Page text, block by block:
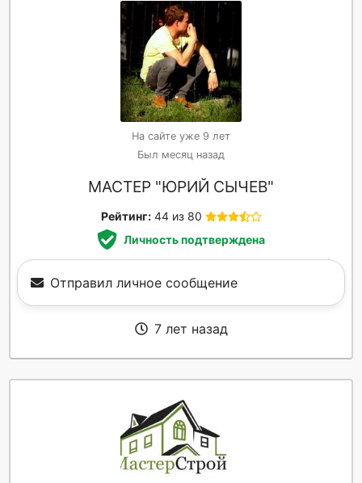
На сайте уже 9 лет
Был месяц назад
МАСТЕР "ЮРИЙ СЫЧЕВ"
Рейтинг: 44 из 80
Личность подтверждена
Отправил личное сообщение
7 лет назад